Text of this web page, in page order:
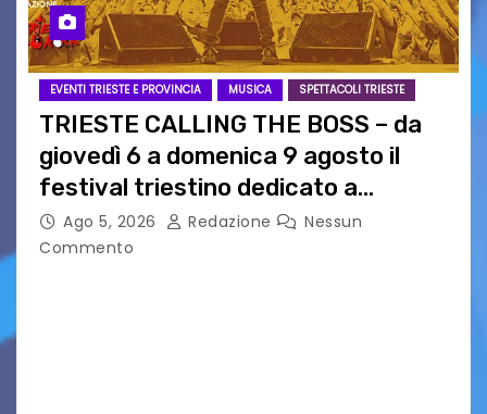
EVENTI TRIESTE E PROVINCIA MUSICA SPETTACOLI TRIESTE
TRIESTE CALLING THE BOSS – da
giovedì 6 a domenica 9 agosto il
festival triestino dedicato a
Springsteen
Ago 5, 2026 Redazione
Nessun
Commento